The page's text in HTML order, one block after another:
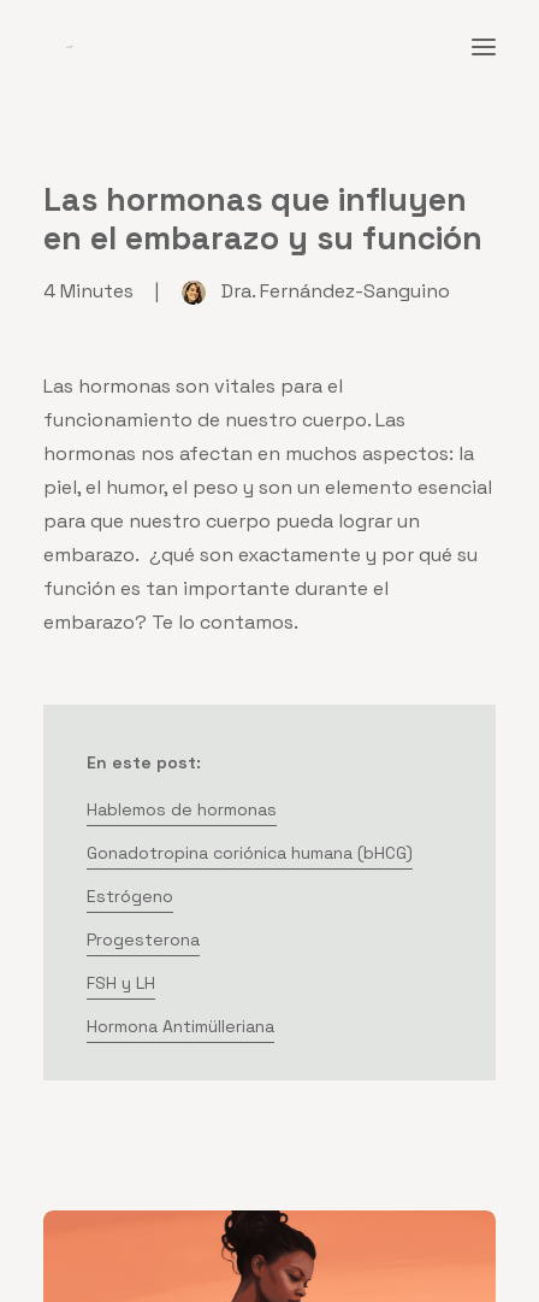
CONÓCENOS
RECURSOS
CONSULTAS
SEARCH
Las hormonas que influyen
en el embarazo y su función
4 Minutes | Dra. Fernández-Sanguino
Las hormonas son vitales para el
funcionamiento de nuestro cuerpo. Las
hormonas nos afectan en muchos aspectos: la
piel, el humor, el peso y son un elemento esencial
para que nuestro cuerpo pueda lograr un
embarazo. ¿qué son exactamente y por qué su
función es tan importante durante el
embarazo? Te lo contamos.
En este post:
Hablemos de hormonas
Gonadotropina coriónica humana (bHCG)
Estrógeno
Progesterona
FSH y LH
Hormona Antimülleriana